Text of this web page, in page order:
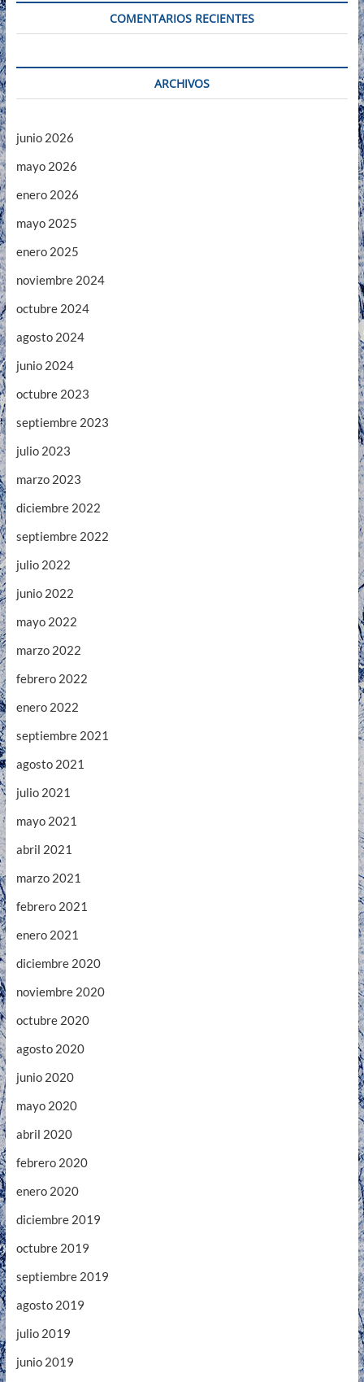
COMENTARIOS RECIENTES
ARCHIVOS
junio 2026
mayo 2026
enero 2026
mayo 2025
enero 2025
noviembre 2024
octubre 2024
agosto 2024
junio 2024
octubre 2023
septiembre 2023
julio 2023
marzo 2023
diciembre 2022
septiembre 2022
julio 2022
junio 2022
mayo 2022
marzo 2022
febrero 2022
enero 2022
septiembre 2021
agosto 2021
julio 2021
mayo 2021
abril 2021
marzo 2021
febrero 2021
enero 2021
diciembre 2020
noviembre 2020
octubre 2020
agosto 2020
junio 2020
mayo 2020
abril 2020
febrero 2020
enero 2020
diciembre 2019
octubre 2019
septiembre 2019
agosto 2019
julio 2019
junio 2019